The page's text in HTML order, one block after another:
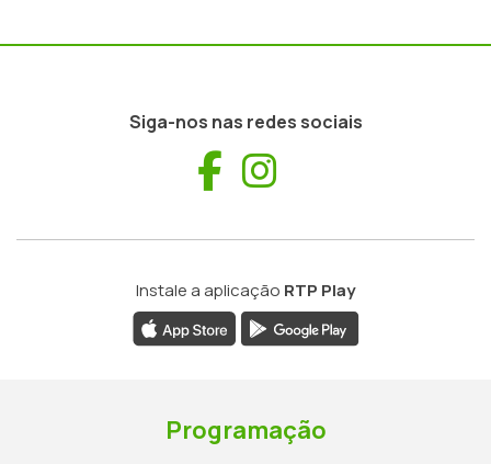
Siga-nos nas redes sociais
Facebook
Instale a aplicação RTP Play
Programação